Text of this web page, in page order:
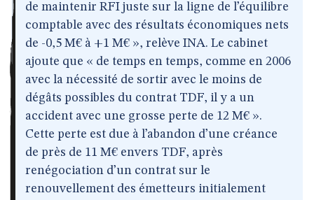
de maintenir RFI juste sur la ligne de l’équilibre
comptable avec des résultats économiques nets
de -0,5 M€ à +1 M€ », relève INA. Le cabinet
ajoute que « de temps en temps, comme en 2006
avec la nécessité de sortir avec le moins de
dégâts possibles du contrat TDF, il y a un
accident avec une grosse perte de 12 M€ ».
Cette perte est due à l’abandon d’une créance
de près de 11 M€ envers TDF, après
renégociation d’un contrat sur le
renouvellement des émetteurs initialement